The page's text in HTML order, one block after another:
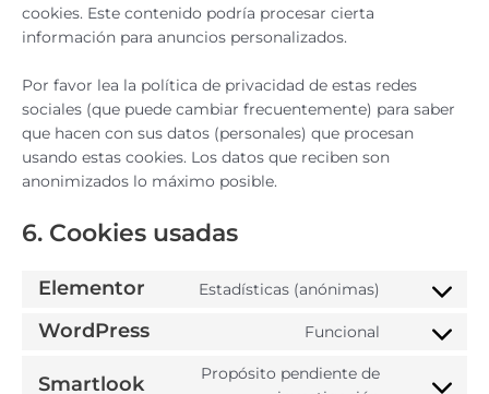
cookies. Este contenido podría procesar cierta
información para anuncios personalizados.
Por favor lea la política de privacidad de estas redes
sociales (que puede cambiar frecuentemente) para saber
que hacen con sus datos (personales) que procesan
usando estas cookies. Los datos que reciben son
anonimizados lo máximo posible.
6. Cookies usadas
Elementor Estadísticas (anónimas)
WordPress Funcional
Smartlook
Propósito pendiente de